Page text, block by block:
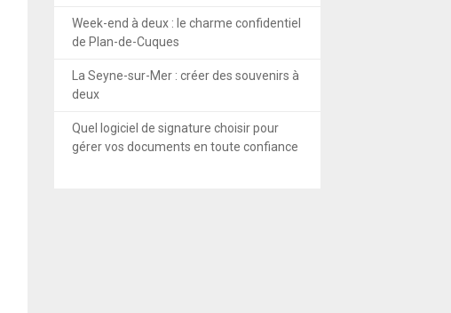
Week-end à deux : le charme confidentiel
de Plan-de-Cuques
La Seyne-sur-Mer : créer des souvenirs à
deux
Quel logiciel de signature choisir pour
gérer vos documents en toute confiance